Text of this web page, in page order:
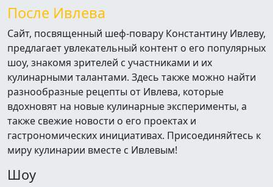
После Ивлева
Сайт, посвященный шеф-повару Константину Ивлеву,
предлагает увлекательный контент о его популярных
шоу, знакомя зрителей с участниками и их
кулинарными талантами. Здесь также можно найти
разнообразные рецепты от Ивлева, которые
вдохновят на новые кулинарные эксперименты, а
также свежие новости о его проектах и
гастрономических инициативах. Присоединяйтесь к
миру кулинарии вместе с Ивлевым!
Шоу